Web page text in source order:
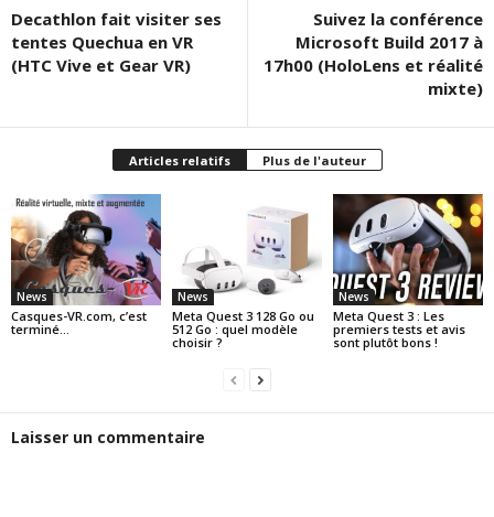
Decathlon fait visiter ses
tentes Quechua en VR
(HTC Vive et Gear VR)
Suivez la conférence
Microsoft Build 2017 à
17h00 (HoloLens et réalité
mixte)
Articles relatifs Plus de l'auteur
News
Casques-VR.com, c’est
terminé…
News
Meta Quest 3 128 Go ou
512 Go : quel modèle
choisir ?
News
Meta Quest 3 : Les
premiers tests et avis
sont plutôt bons !
Laisser un commentaire